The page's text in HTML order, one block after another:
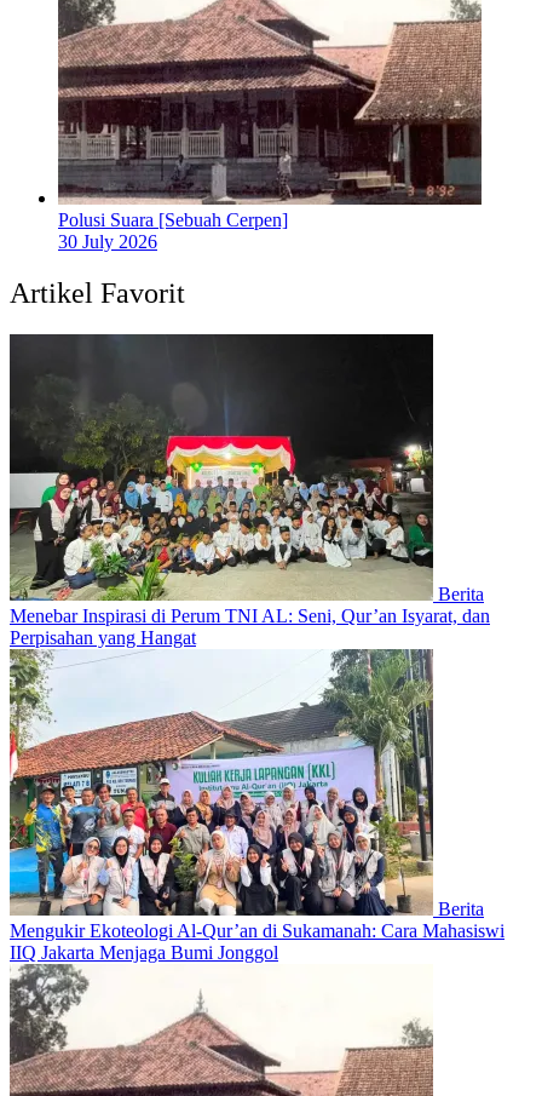
Polusi Suara [Sebuah Cerpen]
30 July 2026
Artikel Favorit
Berita
Menebar Inspirasi di Perum TNI AL: Seni, Qur’an Isyarat, dan
Perpisahan yang Hangat
Berita
Mengukir Ekoteologi Al-Qur’an di Sukamanah: Cara Mahasiswi
IIQ Jakarta Menjaga Bumi Jonggol